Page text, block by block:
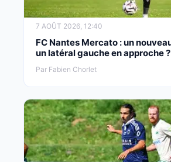
7 AOÛT 2026, 12:40
FC Nantes Mercato : un
un latéral gauche en approche ?
Par Fabien Chorlet